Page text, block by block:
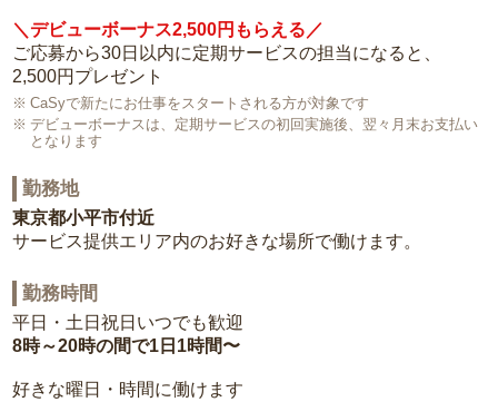
＼デビューボーナス2,500円もらえる／
ご応募から30日以内に定期サービスの担当になると、
2,500円プレゼント
CaSyで新たにお仕事をスタートされる方が対象です
デビューボーナスは、定期サービスの初回実施後、翌々月末お支払い
となります
勤務地
東京都小平市付近
サービス提供エリア内のお好きな場所で働けます。
勤務時間
平日・土日祝日いつでも歓迎
8時～20時の間で1日1時間〜
好きな曜日・時間に働けます